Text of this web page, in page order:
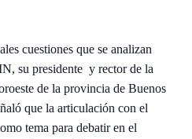
cuestiones que se analizan
su presidente y rector de la
de la provincia de Buenos
que la articulación con el
tema para debatir en el